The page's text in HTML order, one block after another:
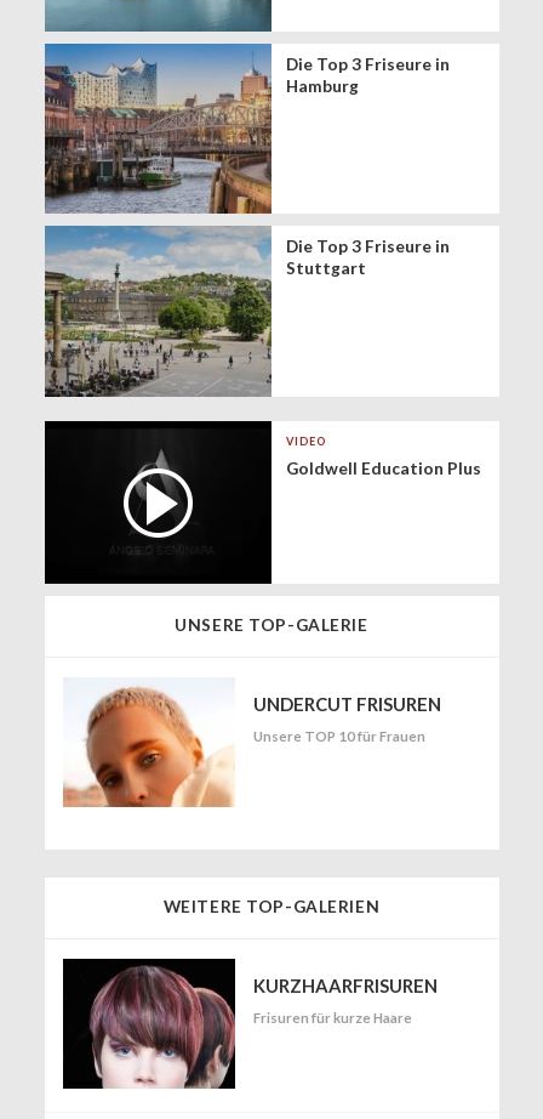
Die Top 3 Friseure in
Hamburg
Die Top 3 Friseure in
Stuttgart
VIDEO
Goldwell Education Plus
UNSERE TOP-GALERIE
UNDERCUT FRISUREN
Unsere TOP 10 für Frauen
WEITERE TOP-GALERIEN
KURZHAARFRISUREN
Frisuren für kurze Haare